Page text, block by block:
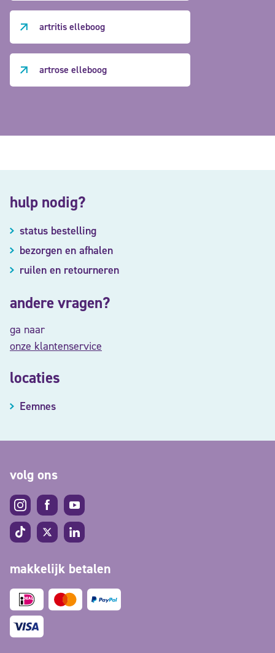
artritis elleboog
artrose elleboog
hulp nodig?
status bestelling
bezorgen en afhalen
ruilen en retourneren
andere vragen?
ga naar
onze klantenservice
locaties
Eemnes
volg ons
makkelijk betalen